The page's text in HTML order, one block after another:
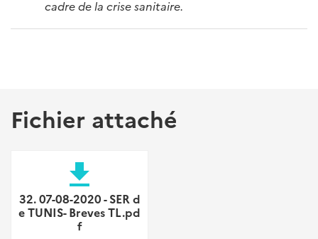
cadre de la crise sanitaire.
Fichier attaché
file_download
32. 07-08-2020 - SER d
e TUNIS- Breves TL.pd
f